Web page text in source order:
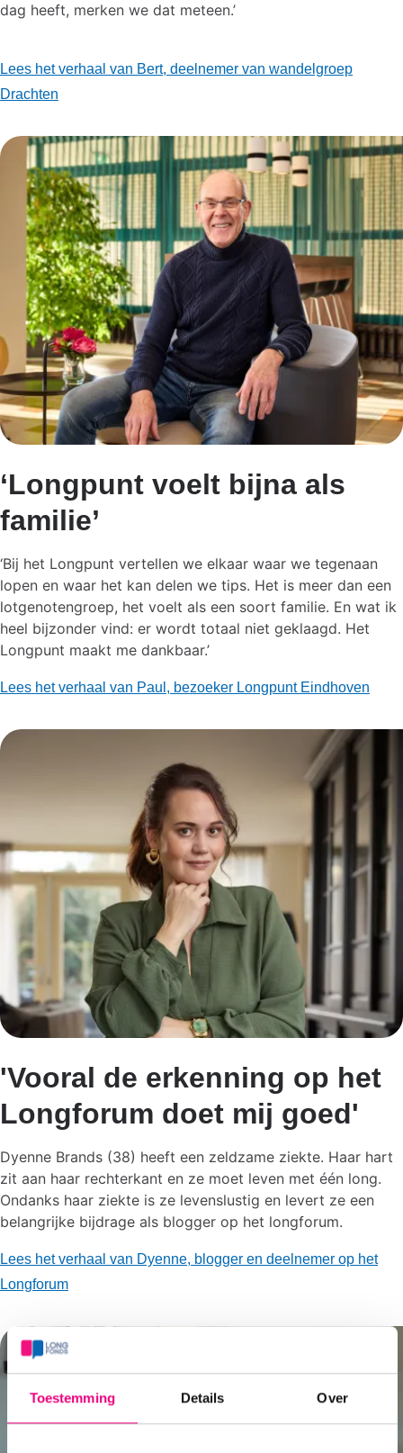
Toestemming Details Over
dag heeft, merken we dat meteen.’
Lees het verhaal van Bert, deelnemer van wandelgroep
Drachten
‘Longpunt voelt bijna als
familie’
‘Bij het Longpunt vertellen we elkaar waar we tegenaan
lopen en waar het kan delen we tips. Het is meer dan een
lotgenotengroep, het voelt als een soort familie. En wat ik
heel bijzonder vind: er wordt totaal niet geklaagd. Het
Longpunt maakt me dankbaar.’
Lees het verhaal van Paul, bezoeker Longpunt Eindhoven
'Vooral de erkenning op het
Longforum doet mij goed'
Dyenne Brands (38) heeft een zeldzame ziekte. Haar hart
zit aan haar rechterkant en ze moet leven met één long.
Ondanks haar ziekte is ze levenslustig en levert ze een
belangrijke bijdrage als blogger op het longforum.
Lees het verhaal van Dyenne, blogger en deelnemer op het
Longforum